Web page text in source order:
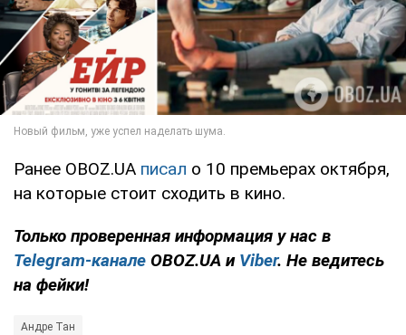
Ранее OBOZ.UA писал о 10 премьерах октября,
на которые стоит сходить в кино.
Только проверенная информация у нас в
Telegram-канале OBOZ.UA и Viber. Не ведитесь
на фейки!
Андре Тан